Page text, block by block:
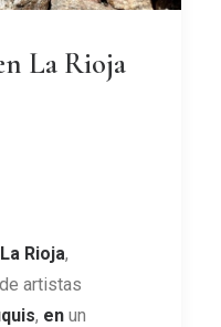
La Rioja
Rioja,
artistas
, en un